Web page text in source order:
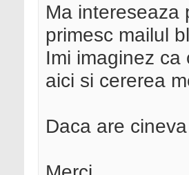
Ma intereseaza
primesc mailul
Imi imaginez
aici si cererea
Daca are